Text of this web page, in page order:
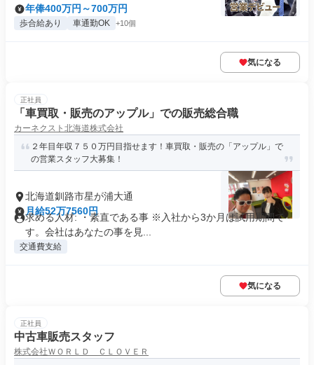
年俸400万円～700万円
歩合給あり 車通勤OK +10個
気になる
正社員
「車買取・販売のアップル」での販売総合職
カーネクスト北海道株式会社
２年目年収７５０万円目指せます！車買取・販売の「アップル」で
の営業スタッフ大募集！
北海道釧路市星が浦大通
月給52万7560円
求める人材: ・素直である事 ※入社から3か月は試用期間で
す。会社はあなたの事を見...
交通費支給
気になる
正社員
中古車販売スタッフ
株式会社ＷＯＲＬＤ ＣＬＯＶＥＲ